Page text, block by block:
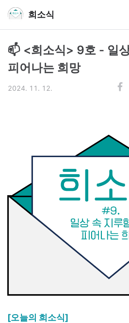
희소식
📫 <희소식> 9호 - 일
피어나는 희망
2024. 11. 12.
[오늘의 희소식]